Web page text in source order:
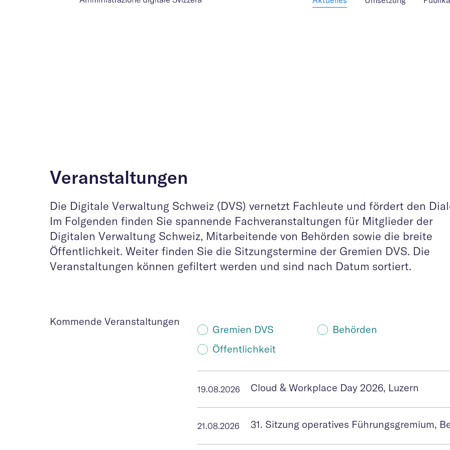
Veranstaltungen
Die Digitale Verwaltung Schweiz (DVS) vernetzt Fachleute und fördert den
Im Folgenden finden Sie spannende Fachveranstaltungen für Mitglieder der
Digitalen Verwaltung Schweiz, Mitarbeitende von Behörden sowie die breite
Öffentlichkeit. Weiter finden Sie die Sitzungstermine der Gremien DVS. Die
Veranstaltungen können gefiltert werden und sind nach Datum sortiert.
Kommende Veranstaltungen
Gremien DVS
Behörden
Öffentlichkeit
19.08.2026 Cloud & Workplace Day 2026, Luzern
21.08.2026 31. Sitzung operatives Führungsgremium,